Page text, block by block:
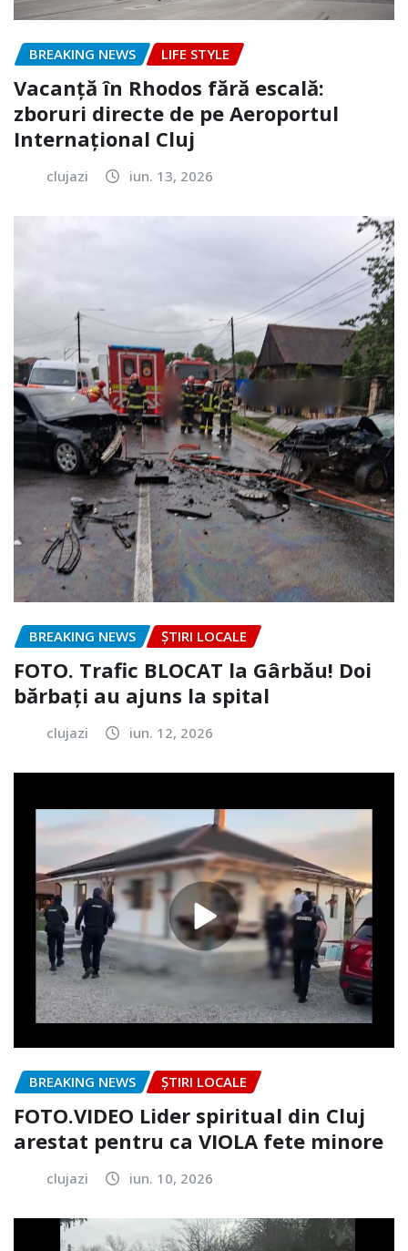
BREAKING NEWS LIFE STYLE
Vacanță în Rhodos fără escală:
zboruri directe de pe Aeroportul
Internațional Cluj
clujazi iun. 13, 2026
BREAKING NEWS ȘTIRI LOCALE
FOTO. Trafic BLOCAT la Gârbău! Doi
bărbați au ajuns la spital
clujazi iun. 12, 2026
BREAKING NEWS ȘTIRI LOCALE
FOTO.VIDEO Lider spiritual din Cluj
arestat pentru ca VIOLA fete minore
clujazi iun. 10, 2026